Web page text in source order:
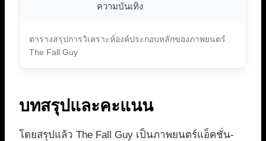
ตารางสรุปการวิเคราะห์องค์ประกอบหลักของภาพยนตร์
The Fall Guy
ความบันเทิง
บทสรุปและคะแนน
โดยสรุปแล้ว The Fall Guy เป็นภาพยนตร์แอ็คชั่น-